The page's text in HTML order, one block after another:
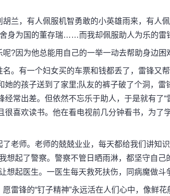
，有人佩服机智勇敢的小英雄雨来，有人
身为国的董存瑞……而我却佩服助人为乐的雷
因为他总能用自己的一举一动去帮助身边困
有一个妇女买的车票和钱都丢了，雷锋又
她的孩子送到了家里;队友的裤子破了个洞，
常出差。但依然不忘乐于助人，于是就有了“
很喜欢读书。他在看电视前几分钟看书，为了
师。老师的兢兢业业，每天都给我们讲知
想起了警察。警察不管日晒雨淋，都坚守自
想起医生。一医生每天救死扶伤，同病魔做斗
锋的“钉子精神”永远活在人们心中，像鲜花